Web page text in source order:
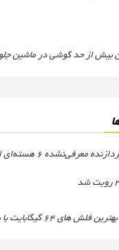
از حد گوشی در ماشین
پردازنده
64 گیگابایت با سرعت بالا